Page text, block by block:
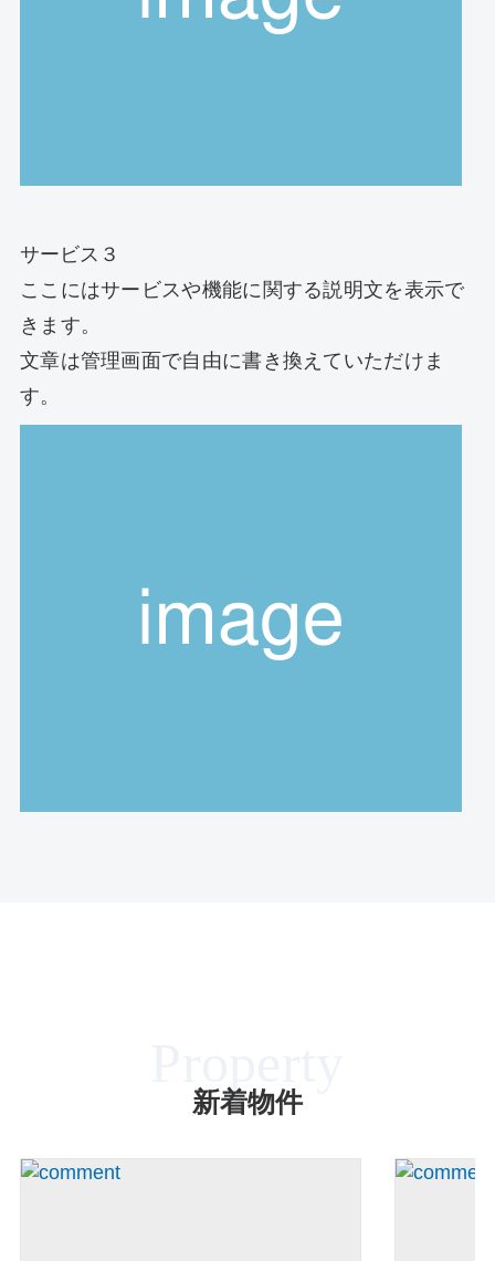
サービス３
ここにはサービスや機能に関する説明文を表示で
きます。
文章は管理画面で自由に書き換えていただけま
す。
新着物件